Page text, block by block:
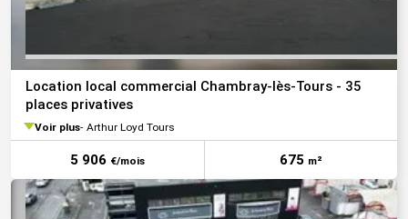
Location local commercial Chambray-lès-Tours - 35
places privatives
Voir plus Arthur Loyd Tours
5 906 €/mois 675 m²